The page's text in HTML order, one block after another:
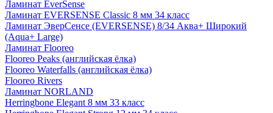
Ламинат EverSense
Ламинат EVERSENSE Classic 8 мм 34 класс
Ламинат ЭверСенсе (EVERSENSE) 8/34 Аква+ Широкий
(Aqua+ Large)
Ламинат Flooreo
Flooreo Peaks (английская ёлка)
Flooreo Waterfalls (английская ёлка)
Flooreo Rivers
Ламинат NORLAND
Herringbone Elegant 8 мм 33 класс